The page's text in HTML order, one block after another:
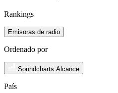
Rankings
Emisoras de radio
Ordenado por
Soundcharts Alcance
País